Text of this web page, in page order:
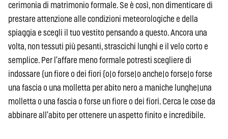
cerimonia di matrimonio formale. Se è così, non dimenticare di
prestare attenzione alle condizioni meteorologiche e della
spiaggia e scegli il tuo vestito pensando a questo. Ancora una
volta, non tessuti più pesanti, strascichi lunghi e il velo corto e
semplice. Per l’affare meno formale potresti scegliere di
indossare {un fiore o dei fiori {o|o forse|o anche|o forse|o forse
una fascia o una molletta per abito nero a maniche lunghe|una
molletta o una fascia o forse un fiore o dei fiori. Cerca le cose da
abbinare all’abito per ottenere un aspetto finito e incredibile.